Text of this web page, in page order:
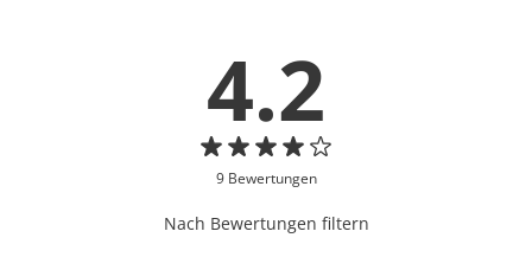
4.2
9 Bewertungen
Nach Bewertungen filtern